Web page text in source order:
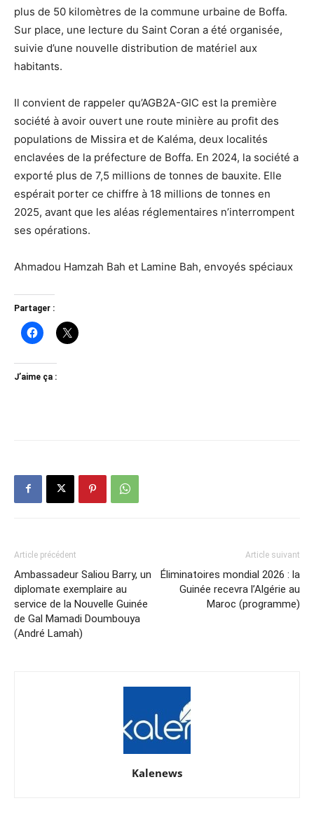
plus de 50 kilomètres de la commune urbaine de Boffa.
Sur place, une lecture du Saint Coran a été organisée,
suivie d’une nouvelle distribution de matériel aux
habitants.
Il convient de rappeler qu’AGB2A-GIC est la première
société à avoir ouvert une route minière au profit des
populations de Missira et de Kaléma, deux localités
enclavées de la préfecture de Boffa. En 2024, la société a
exporté plus de 7,5 millions de tonnes de bauxite. Elle
espérait porter ce chiffre à 18 millions de tonnes en
2025, avant que les aléas réglementaires n’interrompent
ses opérations.
Ahmadou Hamzah Bah et Lamine Bah, envoyés spéciaux
Partager :
J’aime ça :
Article précédent
Ambassadeur Saliou Barry, un
diplomate exemplaire au
service de la Nouvelle Guinée
de Gal Mamadi Doumbouya
(André Lamah)
Article suivant
Éliminatoires mondial 2026 : la
Guinée recevra l’Algérie au
Maroc (programme)
Kalenews